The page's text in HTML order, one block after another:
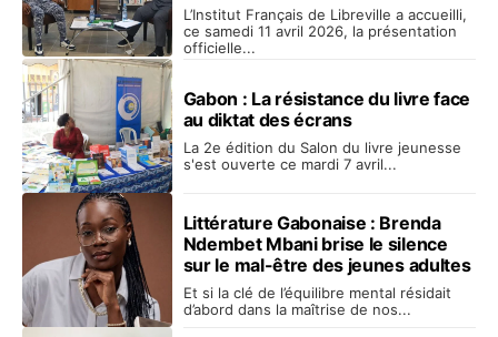
L’Institut Français de Libreville a accueilli,
ce samedi 11 avril 2026, la présentation
officielle...
Gabon : La résistance du livre face
au diktat des écrans
La 2e édition du Salon du livre jeunesse
s'est ouverte ce mardi 7 avril...
Littérature Gabonaise : Brenda
Ndembet Mbani brise le silence
sur le mal-être des jeunes adultes
Et si la clé de l’équilibre mental résidait
d’abord dans la maîtrise de nos...